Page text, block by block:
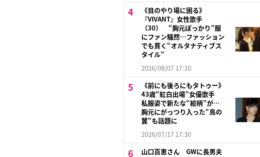
《目のやり場に困る》
『VIVANT』女性歌手
（30） “胸元ぽっかり”服
にファン騒然…ファッション
でも貫く“オルタナティブス
タイル”
2026/08/07 17:10
《前にも後ろにもタトゥー》
43歳“紅白出場”女優歌手
私服姿で新たな“絵柄”が…
胸元にがっつり入った“鳥の
翼”も話題に
2026/07/17 17:30
山口百恵さん GWに長男夫